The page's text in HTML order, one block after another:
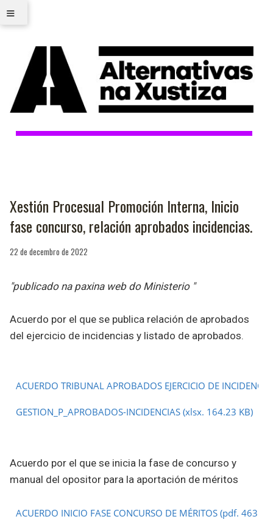
≡
Xestión Procesual Promoción Interna, Inicio
fase concurso, relación aprobados incidencias.
22 de decembro de 2022
"publicado na paxina web do Ministerio "
Acuerdo por el que se publica relación de aprobados
del ejercicio de incidencias y listado de aprobados.
ACUERDO TRIBUNAL APROBADOS EJERCICIO DE
GESTION_P_APROBADOS-INCIDENCIAS (xlsx. 164.23 KB)
Acuerdo por el que se inicia la fase de concurso y
manual del opositor para la aportación de méritos
ACUERDO INICIO FASE CONCURSO DE MÉRITOS (pdf. 463.86